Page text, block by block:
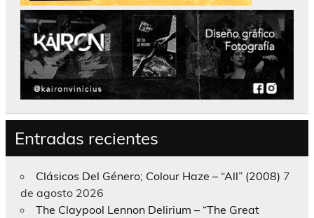
Entradas recientes
Clásicos Del Género; Colour Haze – “All” (2008) 7
de agosto 2026
The Claypool Lennon Delirium – “The Great